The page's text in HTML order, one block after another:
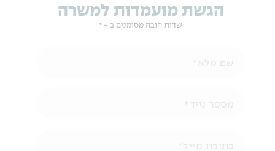
הגשת מועמדות למשרה
שדות חובה מסומנים ב - *